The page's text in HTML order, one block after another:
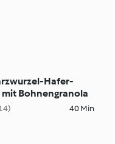
Hafer-
mit Bohnengranola
40 Min